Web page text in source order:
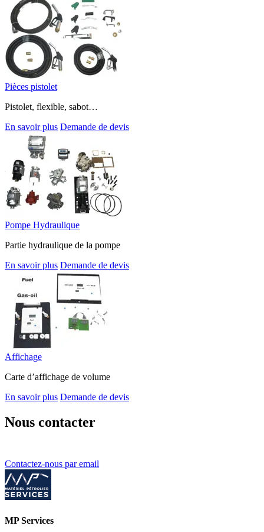
Pièces pistolet
Pistolet, flexible, sabot…
En savoir plus Demande de devis
Pompe Hydraulique
Partie hydraulique de la pompe
En savoir plus Demande de devis
Affichage
Carte d’affichage de volume
En savoir plus Demande de devis
Nous contacter
Contactez-nous par email
MP Services